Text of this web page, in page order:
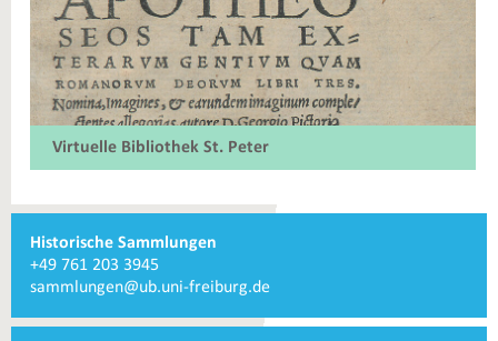
Virtuelle Bibliothek St. Peter
Informationen
und
Kontakte
Historische Sammlungen
Telefonnummer
Historische
+49 761 203 3945
E-
Historische
sammlungen@ub.uni-freiburg.de